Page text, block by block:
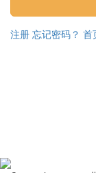
注册 忘记密码？ 首